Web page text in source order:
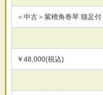
＜中古＞紫檀角巻琴 猫足付
￥48,000(税込)